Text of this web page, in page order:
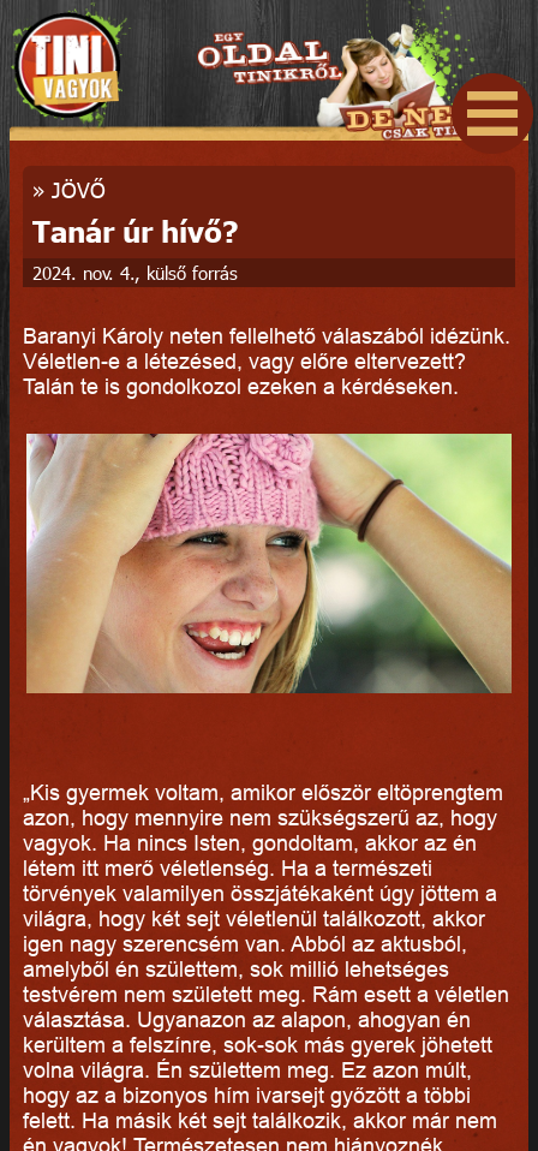
» JÖVŐ
Tanár úr hívő?
2024. nov. 4., külső forrás
Baranyi Károly neten fellelhető válaszából idézünk.
Véletlen-e a létezésed, vagy előre eltervezett?
Talán te is gondolkozol ezeken a kérdéseken.
„Kis gyermek voltam, amikor először eltöprengtem
azon, hogy mennyire nem szükségszerű az, hogy
vagyok. Ha nincs Isten, gondoltam, akkor az én
létem itt merő véletlenség. Ha a természeti
törvények valamilyen összjátékaként úgy jöttem a
világra, hogy két sejt véletlenül találkozott, akkor
igen nagy szerencsém van. Abból az aktusból,
amelyből én születtem, sok millió lehetséges
testvérem nem született meg. Rám esett a véletlen
választása. Ugyanazon az alapon, ahogyan én
kerültem a felszínre, sok-sok más gyerek jöhetett
volna világra. Én születtem meg. Ez azon múlt,
hogy az a bizonyos hím ivarsejt győzött a többi
felett. Ha másik két sejt találkozik, akkor már nem
én vagyok! Természetesen nem hiányoznék